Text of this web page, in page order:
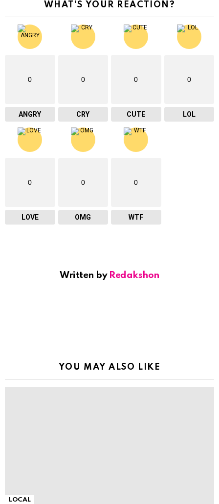
WHAT'S YOUR REACTION?
0
ANGRY
0
CRY
0
CUTE
0
LOL
0
LOVE
0
OMG
0
WTF
Written by Redakshon
YOU MAY ALSO LIKE
LOCAL